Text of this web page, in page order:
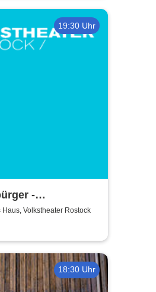
19:30 Uhr
-
Rostock
Haus, Volkstheater Rostock
18:30 Uhr